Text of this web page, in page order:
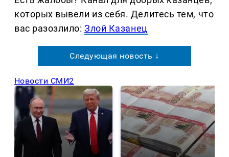
которых вывели из себя. Делитеcь тем, что
вас разозлило:Злой Казанец
Следующая новость ↓
Новости СМИ2